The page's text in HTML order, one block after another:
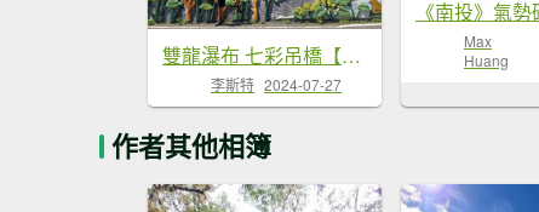
雙龍瀑布 七彩吊橋【別讓吊橋又消失了 大家一起來推國旅吧!!】
李斯特 2024-07-27
Max
Huang
作者其他相簿